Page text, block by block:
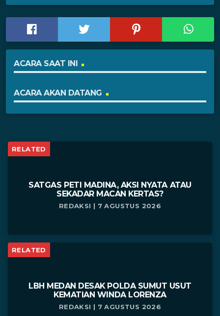
ACARA SAAT INI
ACARA AKAN DATANG
RELATED
SATGAS PETI MADINA, AKSI NYATA ATAU
SEKADAR MACAN KERTAS?
REDAKSI | 7 AGUSTUS 2026
RELATED
LBH MEDAN DESAK POLDA SUMUT USUT
KEMATIAN WINDA LORENZA
REDAKSI | 7 AGUSTUS 2026